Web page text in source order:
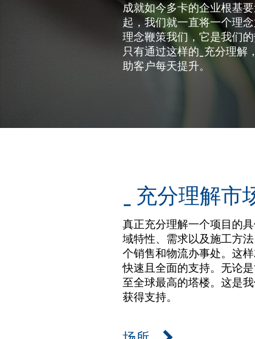
成就如今多卡的企业根基
起，我们就一直将一个理
理念鞭策我们，它是我们
只有通过这样的_充分理解
助客户每天提升。
_ 充分理解市
真正充分理解一个项目的
域特性、需求以及施工方
个销售和物流办事处。这
快速且全面的支持。无论
至全球最高的塔楼。这是
获得支持。